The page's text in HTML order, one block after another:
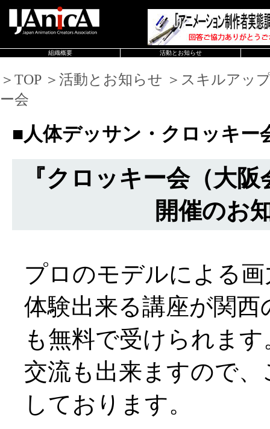
組織概要 活動とお知らせ
＞TOP ＞活動とお知らせ ＞スキルアッ
ー会
■人体デッサン・クロッキー
『クロッキー会（大
開催のお
プロのモデルによる
体験出来る講座が関西
も無料で受けられま
交流も出来ますので
しております。